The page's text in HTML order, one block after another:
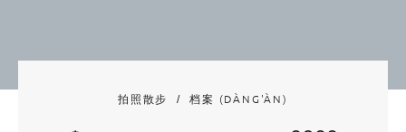
拍照散步 档案 (DÀNG'ÀN)